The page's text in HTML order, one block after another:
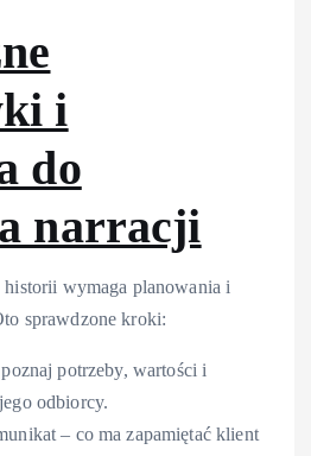
i
do
narracji
historii wymaga planowania i
sprawdzone kroki:
potrzeby, wartości i
odbiorcy.
– co ma zapamiętać klient